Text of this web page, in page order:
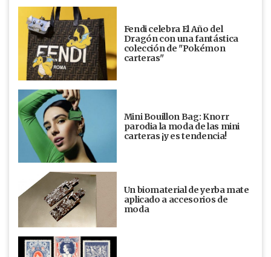
Fendi celebra El Año del
Dragón con una fantástica
colección de "Pokémon
carteras"
Mini Bouillon Bag: Knorr
parodia la moda de las mini
carteras ¡y es tendencia!
Un biomaterial de yerba mate
aplicado a accesorios de
moda